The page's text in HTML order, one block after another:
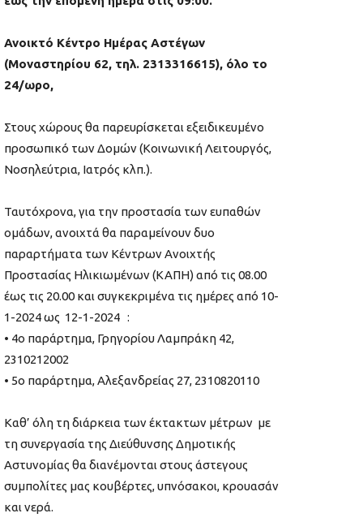
Ανοικτό Κέντρο Ημέρας Αστέγων
(Μοναστηρίου 62, τηλ. 2313316615), όλο το
24/ωρο,
Στους χώρους θα παρευρίσκεται εξειδικευμένο
προσωπικό των Δομών (Κοινωνική Λειτουργός,
Νοσηλεύτρια, Ιατρός κλπ.).
Ταυτόχρονα, για την προστασία των ευπαθών
ομάδων, ανοιχτά θα παραμείνουν δυο
παραρτήματα των Κέντρων Ανοιχτής
Προστασίας Ηλικιωμένων (ΚΑΠΗ) από τις 08.00
έως τις 20.00 και συγκεκριμένα τις ημέρες από 10-
1-2024 ως 12-1-2024 :
• 4ο παράρτημα, Γρηγορίου Λαμπράκη 42,
2310212002
• 5ο παράρτημα, Αλεξανδρείας 27, 2310820110
Καθ’ όλη τη διάρκεια των έκτακτων μέτρων με
τη συνεργασία της Διεύθυνσης Δημοτικής
Αστυνομίας θα διανέμονται στους άστεγους
συμπολίτες μας κουβέρτες, υπνόσακοι, κρουασάν
και νερά.